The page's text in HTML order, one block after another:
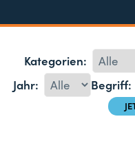
Kategorien:
Jahr:
Begriff: